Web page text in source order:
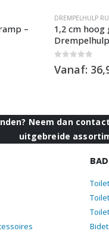
–
DREMPELHULP
1,2 cm
out of 5
Vanaf:
Neem dan
uitgebreide